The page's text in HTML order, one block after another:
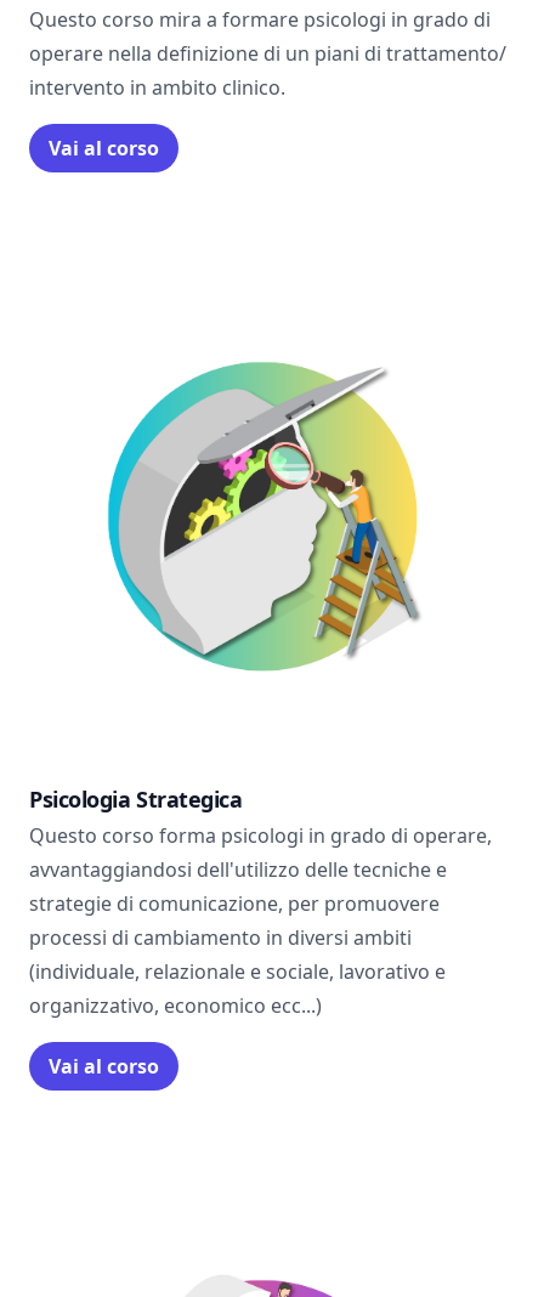
Questo corso mira a formare psicologi in grado di
operare nella definizione di un piani di trattamento/
intervento in ambito clinico.
Vai al corso
Psicologia Strategica
Questo corso forma psicologi in grado di operare,
avvantaggiandosi dell'utilizzo delle tecniche e
strategie di comunicazione, per promuovere
processi di cambiamento in diversi ambiti
(individuale, relazionale e sociale, lavorativo e
organizzativo, economico ecc...)
Vai al corso